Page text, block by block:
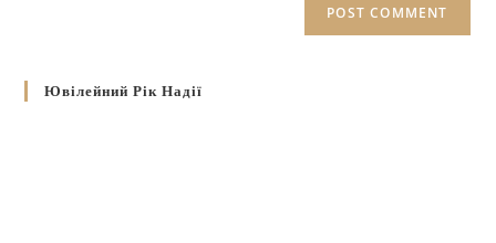
Ювілейний Рік Надії